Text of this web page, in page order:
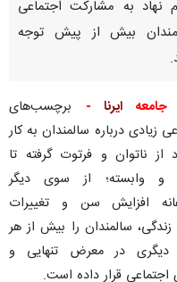
مخرب روحی روانی و
شدیدی روی آنها دارد و
است که فرزندان و اطرافیان
و مسئولان و تشکل‌های
نهاد به مشارکت اجتماعی
بیش از پیش توجه
ایرنا -برچسب‌های
زیادی درباره سالمندان به کار